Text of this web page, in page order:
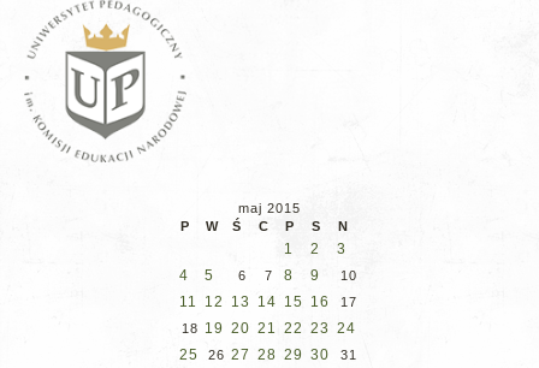
maj 2015
P
W Ś C P S N
1 2
3
4
5 6 7 8 9 10
11 12 13 14 15 16
17
18 19 20 21 22 23 24
25
26 27 28 29 30 31